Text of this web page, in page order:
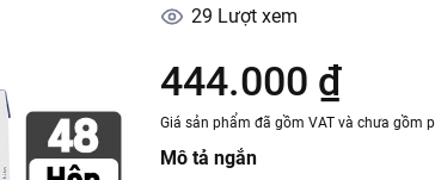
29 Lượt xem
444.000 ₫
Giá sản phẩm đã gồm VAT và chưa gồm
Mô tả ngắn